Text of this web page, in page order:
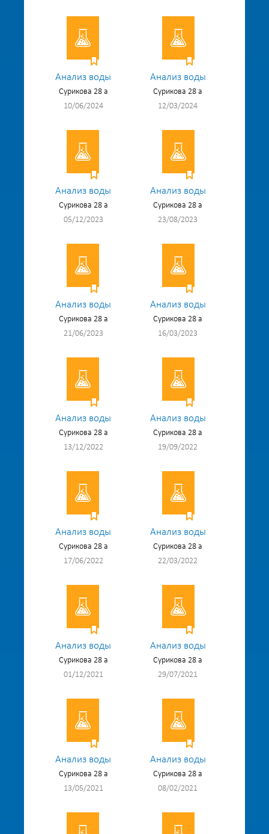
Анализ воды
Сурикова 28 а
10/06/2024
Анализ воды
Сурикова 28 а
12/03/2024
Анализ воды
Сурикова 28 а
05/12/2023
Анализ воды
Сурикова 28 а
23/08/2023
Анализ воды
Сурикова 28 а
21/06/2023
Анализ воды
Сурикова 28 а
16/03/2023
Анализ воды
Сурикова 28 а
13/12/2022
Анализ воды
Сурикова 28 а
19/09/2022
Анализ воды
Сурикова 28 а
17/06/2022
Анализ воды
Сурикова 28 а
22/03/2022
Анализ воды
Сурикова 28 а
01/12/2021
Анализ воды
Сурикова 28 а
29/07/2021
Анализ воды
Сурикова 28 а
13/05/2021
Анализ воды
Сурикова 28 а
08/02/2021